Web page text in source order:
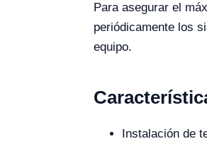
Para asegurar el
periódicamente los
equipo.
Instalación de